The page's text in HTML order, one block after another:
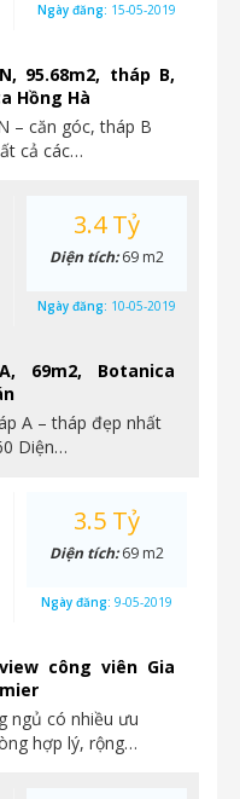
95.68m2, tháp B,
Hồng Hà
– căn góc, tháp B
cả các…
Ngày đăng: 15-05-2019
69m2, Botanica
A – tháp đẹp nhất
Diện…
3.4 Tỷ
Diện tích:69 m2
Ngày đăng: 10-05-2019
công viên Gia
ngủ có nhiều ưu
hợp lý, rộng…
3.5 Tỷ
Diện tích:69 m2
Ngày đăng: 9-05-2019